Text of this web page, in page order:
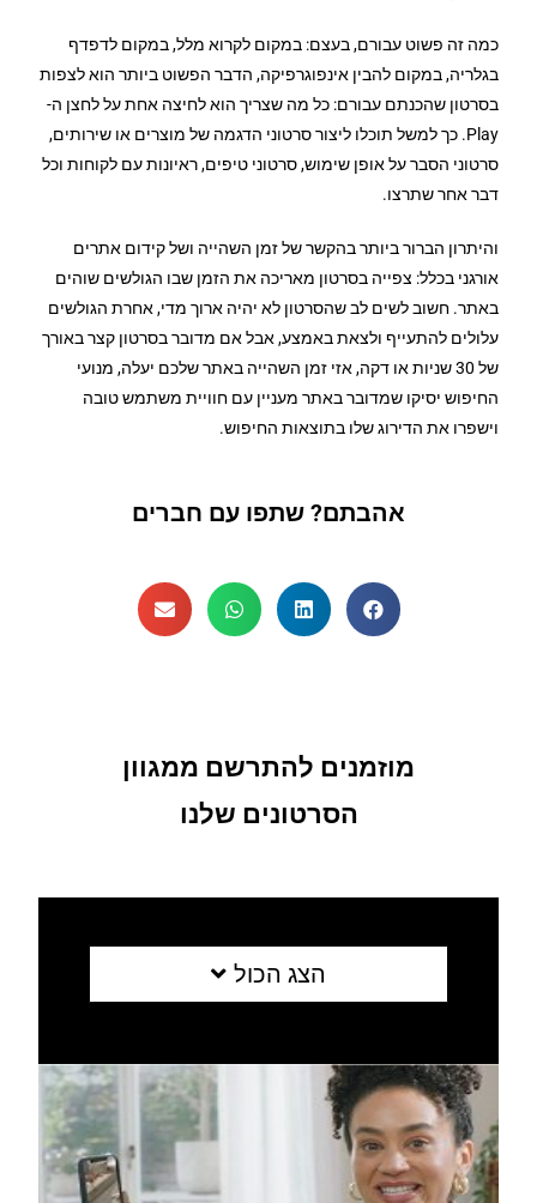
כמה זה פשוט עבורם, בעצם: במקום לקרוא מלל, במקום לדפדף
בגלריה, במקום להבין אינפוגרפיקה, הדבר הפשוט ביותר הוא לצפות
בסרטון שהכנתם עבורם: כל מה שצריך הוא לחיצה אחת על לחצן ה-
Play. כך למשל תוכלו ליצור סרטוני הדגמה של מוצרים או שירותים,
סרטוני הסבר על אופן שימוש, סרטוני טיפים, ראיונות עם לקוחות וכל
דבר אחר שתרצו.
והיתרון הברור ביותר בהקשר של זמן השהייה ושל קידום אתרים
אורגני בכלל: צפייה בסרטון מאריכה את הזמן שבו הגולשים שוהים
באתר. חשוב לשים לב שהסרטון לא יהיה ארוך מדי, אחרת הגולשים
עלולים להתעייף ולצאת באמצע, אבל אם מדובר בסרטון קצר באורך
של 30 שניות או דקה, אזי זמן השהייה באתר שלכם יעלה, מנועי
החיפוש יסיקו שמדובר באתר מעניין עם חוויית משתמש טובה
וישפרו את הדירוג שלו בתוצאות החיפוש.
אהבתם? שתפו עם חברים
מוזמנים להתרשם ממגוון
הסרטונים שלנו
הצג הכול